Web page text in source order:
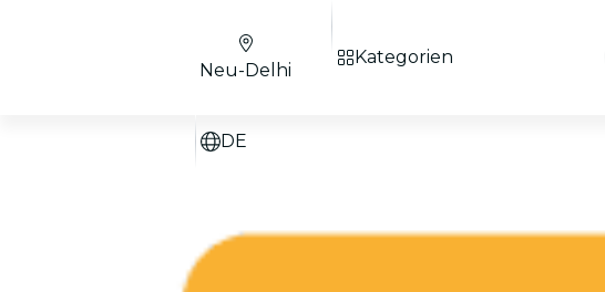
Neu-Delhi
DE
Kategorien